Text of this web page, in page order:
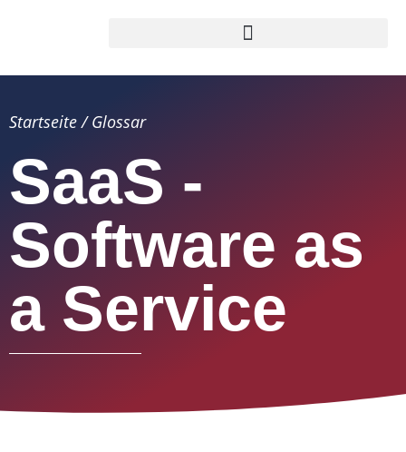
Startseite/Glossar
SaaS -
Software as
a Service